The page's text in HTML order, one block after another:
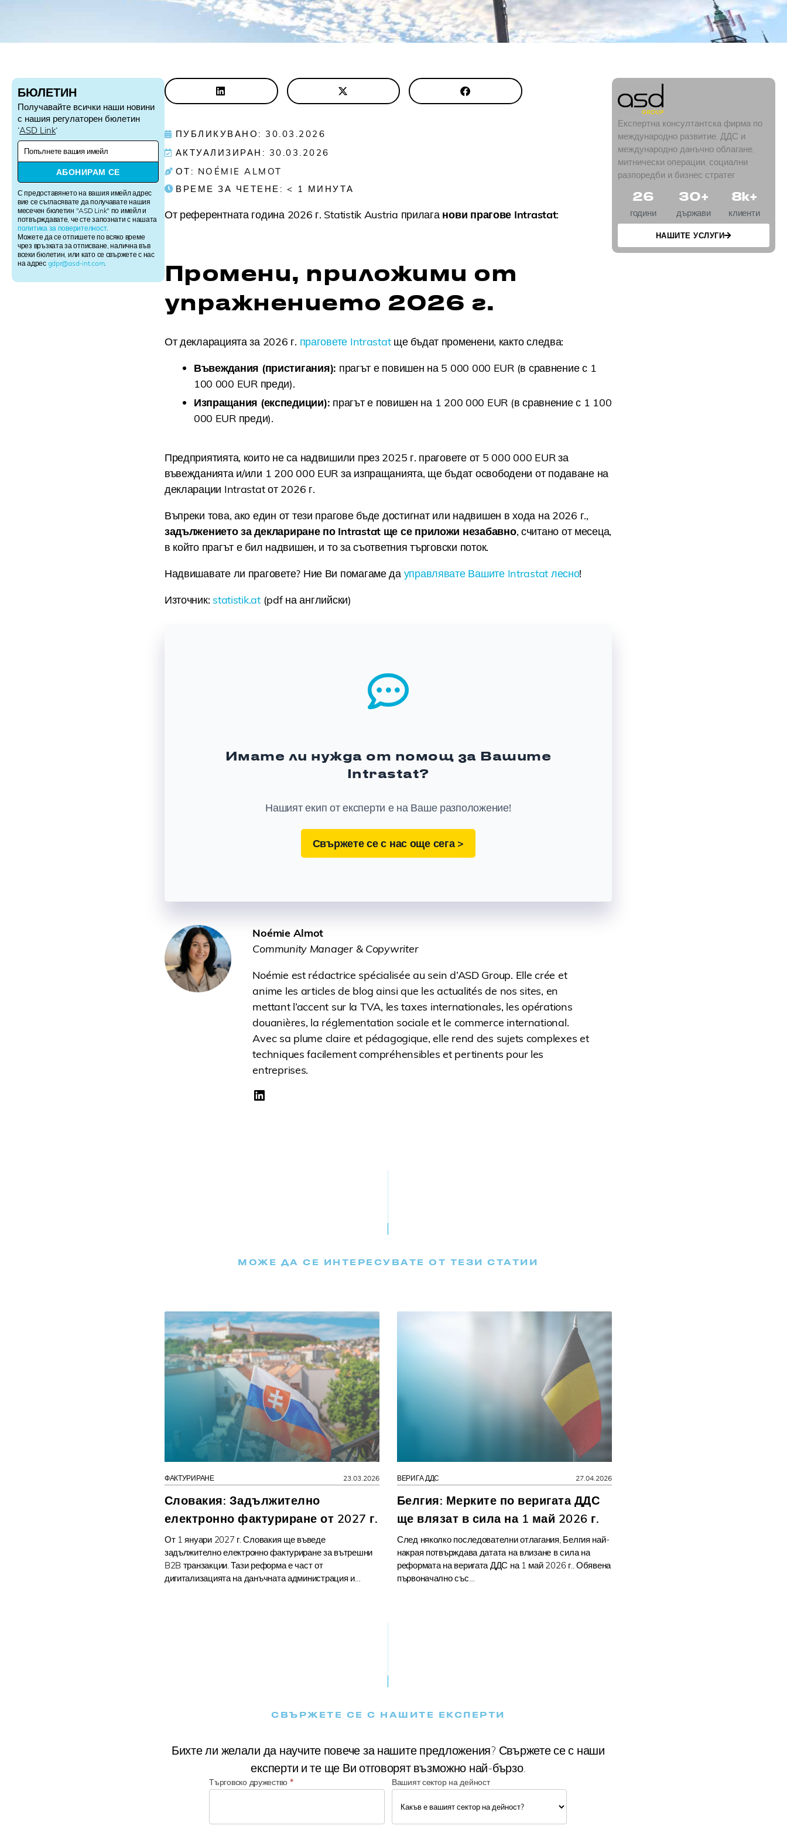
БЮЛЕТИН
Получавайте всички наши новини
с нашия регулаторен бюлетин
‘ASD Link‘
N
s
l
e
t
t
e
r
S
i
С предоставянето на вашия имейл адрес
вие се съгласявате да получавате нашия
месечен бюлетин "ASD Link" по имейл и
потвърждавате, че сте запознати с нашата
политика за поверителност.
Можете да се отпишете по всяко време
чрез връзката за отписване, налична във
всеки бюлетин, или като се свържете с нас
на адрес gdpr@asd-int.com.
АБОНИРАМ СЕ
ПУБЛИКУВАНО: 30.03.2026
АКТУАЛИЗИРАН: 30.03.2026
ОТ: NOÉMIE ALMOT
ВРЕМЕ ЗА ЧЕТЕНЕ: < 1 МИНУТА
От референтната година 2026 г. Statistik Austria прилага нови прагове Intrastat:
Промени, приложими от
упражнението 2026 г.
От декларацията за 2026 г. праговете Intrastatще бъдат променени, както следва:
Въвеждания (пристигания): прагът е повишен на 5 000 000 EUR (в сравнение с 1
100 000 EUR преди).
Изпращания (експедиции): прагът е повишен на 1 200 000 EUR (в сравнение с 1 100
000 EUR преди).
Предприятията, които не са надвишили през 2025 г. праговете от 5 000 000 EUR за
въвежданията и/или 1 200 000 EUR за изпращанията, ще бъдат освободени от подаване на
декларации Intrastat от 2026 г.
Въпреки това, ако един от тези прагове бъде достигнат или надвишен в хода на 2026 г.,
задължението за деклариране по Intrastat ще се приложи незабавно, считано от месеца,
в който прагът е бил надвишен, и то за съответния търговски поток.
Надвишавате ли праговете? Ние Ви помагаме да управлявате Вашите Intrastat лесно!
Източник: statistik.at(pdf на английски)
Имате ли нужда от помощ за Вашите
Intrastat?
Нашият екип от експерти е на Ваше разположение!
Свържете се с нас още сега >
Noémie Almot
Community Manager & Copywriter
Noémie est rédactrice spécialisée au sein d’ASD Group. Elle crée et
anime les articles de blog ainsi que les actualités de nos sites, en
mettant l’accent sur la TVA, les taxes internationales, les opérations
douanières, la réglementation sociale et le commerce international.
Avec sa plume claire et pédagogique, elle rend des sujets complexes et
techniques facilement compréhensibles et pertinents pour les
entreprises.
МОЖЕ ДА СЕ ИНТЕРЕСУВАТЕ ОТ ТЕЗИ СТАТИИ
ФАКТУРИРАНЕ
Словакия: Задължително
електронно фактуриране от 2027 г.
От 1 януари 2027 г. Словакия ще въведе
задължително електронно фактуриране за вътрешни
B2B транзакции. Тази реформа е част от
дигитализацията на данъчната администрация и…
23.03.2026 ВЕРИГА ДДС
Белгия: Мерките по веригата ДДС
ще влязат в сила на 1 май 2026 г.
След няколко последователни отлагания, Белгия най-
накрая потвърждава датата на влизане в сила на
реформата на веригата ДДС на 1 май 2026 г.. Обявена
първоначално със…
27.04.2026
СВЪРЖЕТЕ СЕ С НАШИТЕ ЕКСПЕРТИ
Бихте ли желали да научите повече за нашите предложения? Свържете се с наши
експерти и те ще Ви отговорят възможно най-бързо.
Търговско дружество * Вашият сектор на дейност
Експертна консултантска фирма по
международно развитие, ДДС и
международно данъчно облагане,
митнически операции, социални
разпоредби и бизнес стратег
години
26
държави
30+
клиенти
8k+
НАШИТЕ УСЛУГИ